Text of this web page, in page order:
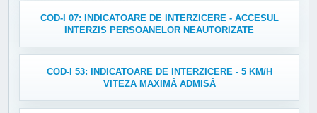
COD-I 07: INDICATOARE DE INTERZICERE - ACCESUL
INTERZIS PERSOANELOR NEAUTORIZATE
COD-I 53: INDICATOARE DE INTERZICERE - 5 KM/H
VITEZA MAXIMĂ ADMISĂ